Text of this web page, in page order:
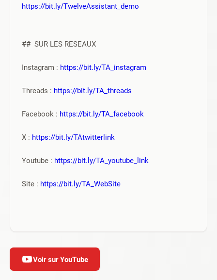
https://bit.ly/TwelveAssistant_demo
##  SUR LES RESEAUX
Instagram : https://bit.ly/TA_instagram
Threads : https://bit.ly/TA_threads
Facebook : https://bit.ly/TA_facebook
X : https://bit.ly/TAtwitterlink
Youtube : https://bit.ly/TA_youtube_link
Site : https://bit.ly/TA_WebSite
Voir sur YouTube